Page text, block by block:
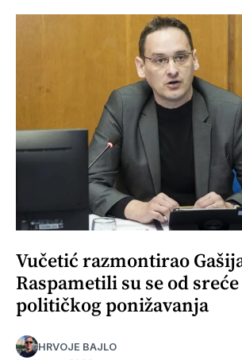
Vučetić razmontirao
Raspametili su se od
političkog ponižavanja
HRVOJE BAJLO